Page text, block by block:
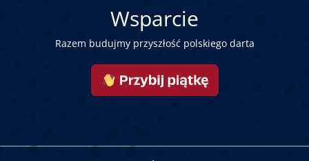
Wsparcie
Razem budujmy przyszłość polskiego darta